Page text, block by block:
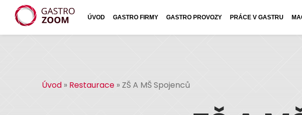
ÚVOD GASTRO FIRMY GASTRO PROVOZY PRÁCE V GASTRU
Úvod » Restaurace » ZŠ A MŠ Spojenců